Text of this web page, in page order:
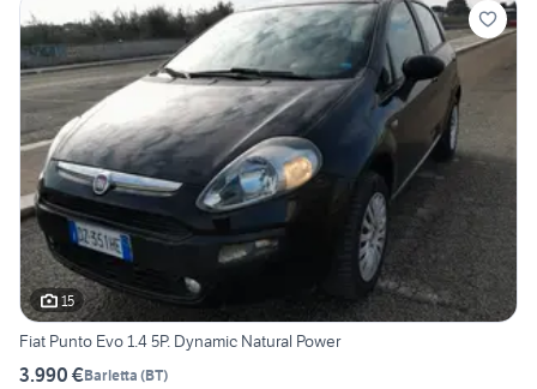
15
Fiat Punto Evo 1.4 5P. Dynamic Natural Power
3.990 €Barletta (BT)